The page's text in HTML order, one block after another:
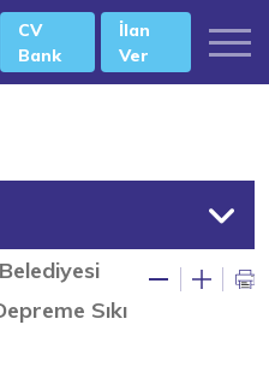
CV
Bank
İlan
Ver
Sıkı